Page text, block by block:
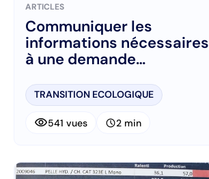
ARTICLES
Communiquer les
informations nécessaires
à une demande
TRANSITION ECOLOGIQUE
visibility541 vues schedule2 min